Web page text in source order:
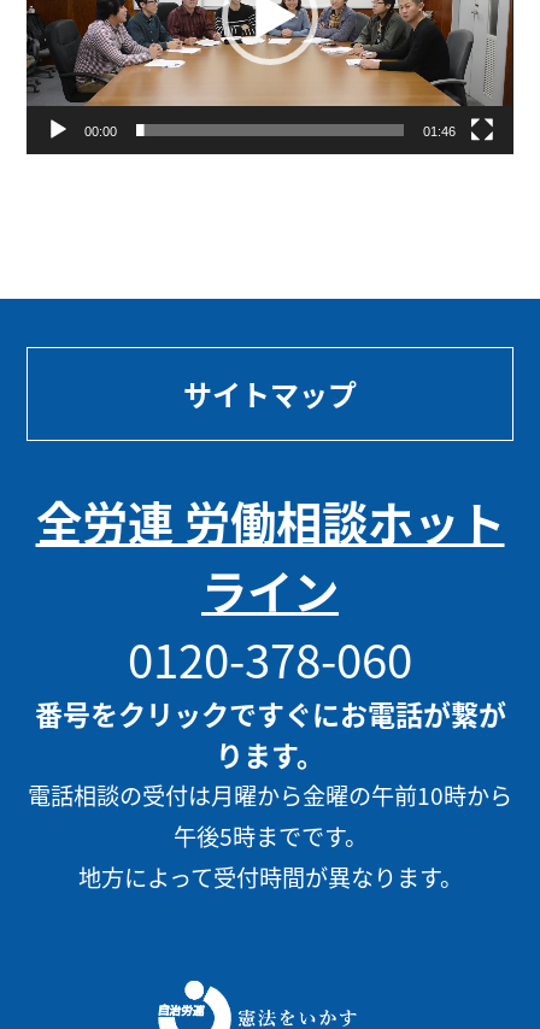
ー
ヤ
ー
00:00 01:46
サイトマップ
全労連 労働相談ホット
ライン
0120-378-060
番号をクリックですぐにお電話が繋が
ります。
電話相談の受付は月曜から金曜の午前10時から
午後5時までです。
地方によって受付時間が異なります。